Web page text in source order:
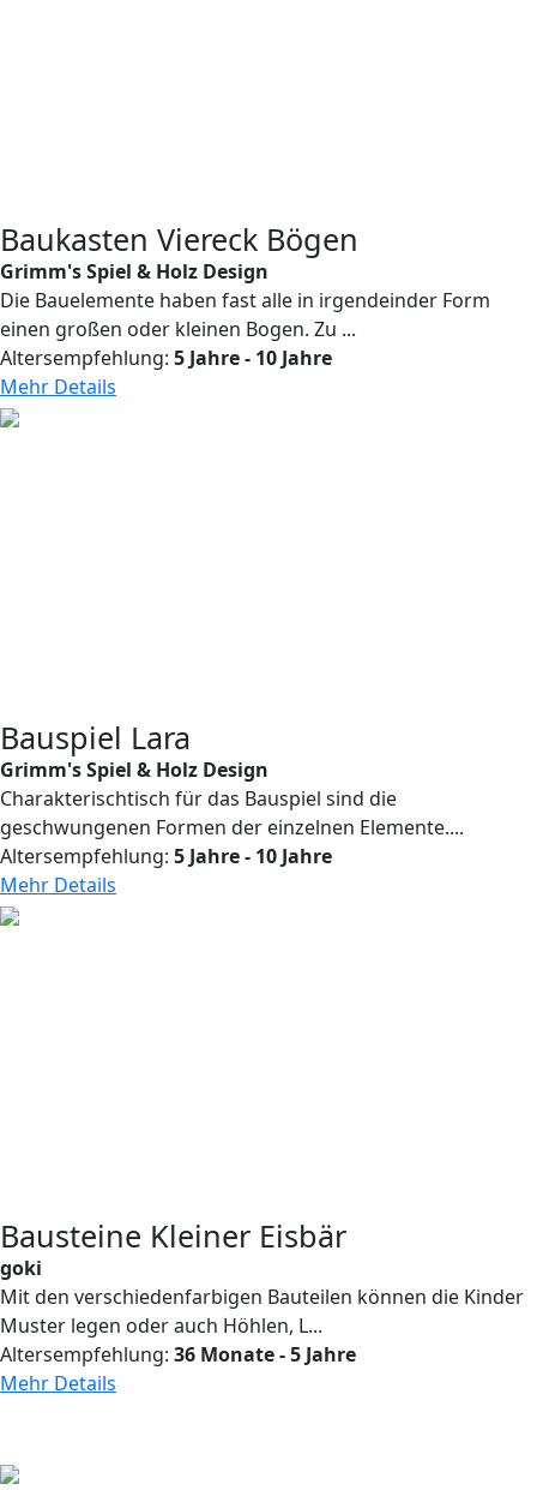
Baukasten Viereck Bögen
Grimm's Spiel & Holz Design
Die Bauelemente haben fast alle in irgendeinder Form
einen großen oder kleinen Bogen. Zu ...
Altersempfehlung: 5 Jahre - 10 Jahre
Mehr Details
Bauspiel Lara
Grimm's Spiel & Holz Design
Charakterischtisch für das Bauspiel sind die
geschwungenen Formen der einzelnen Elemente....
Altersempfehlung: 5 Jahre - 10 Jahre
Mehr Details
Bausteine Kleiner Eisbär
goki
Mit den verschiedenfarbigen Bauteilen können die Kinder
Muster legen oder auch Höhlen, L...
Altersempfehlung: 36 Monate - 5 Jahre
Mehr Details